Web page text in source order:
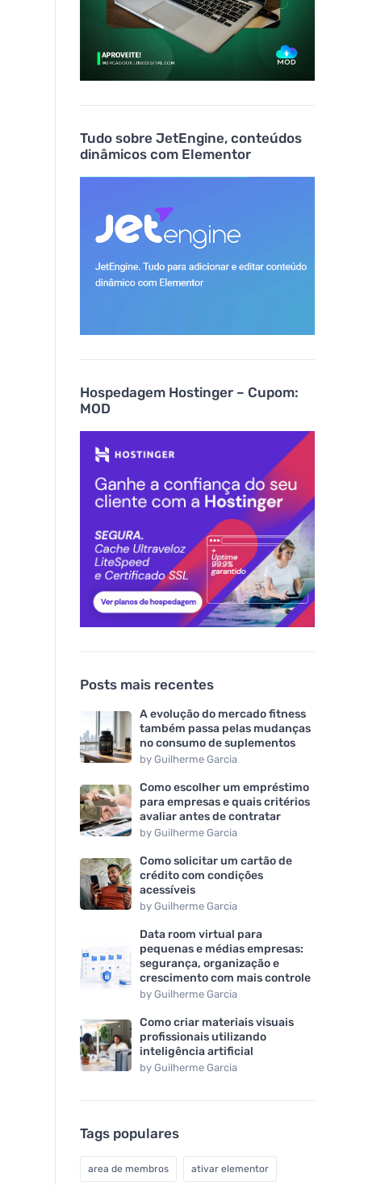
Tudo sobre JetEngine, conteúdos
dinâmicos com Elementor
Hospedagem Hostinger – Cupom:
MOD
Posts mais recentes
A evolução do mercado fitness
também passa pelas mudanças
no consumo de suplementos
by Guilherme Garcia
Como escolher um empréstimo
para empresas e quais critérios
avaliar antes de contratar
by Guilherme Garcia
Como solicitar um cartão de
crédito com condições
acessíveis
by Guilherme Garcia
Data room virtual para
pequenas e médias empresas:
segurança, organização e
crescimento com mais controle
by Guilherme Garcia
Como criar materiais visuais
profissionais utilizando
inteligência artificial
by Guilherme Garcia
Tags populares
area de membros ativar elementor